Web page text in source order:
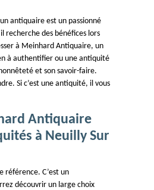
antiquaire est un passionné
recherche des bénéfices lors
à Meinhard Antiquaire, un
à authentifier ou une antiquité
et son savoir-faire.
Si c’est une antiquité, il vous
Antiquaire
à Neuilly Sur
référence. C’est un
découvrir un large choix